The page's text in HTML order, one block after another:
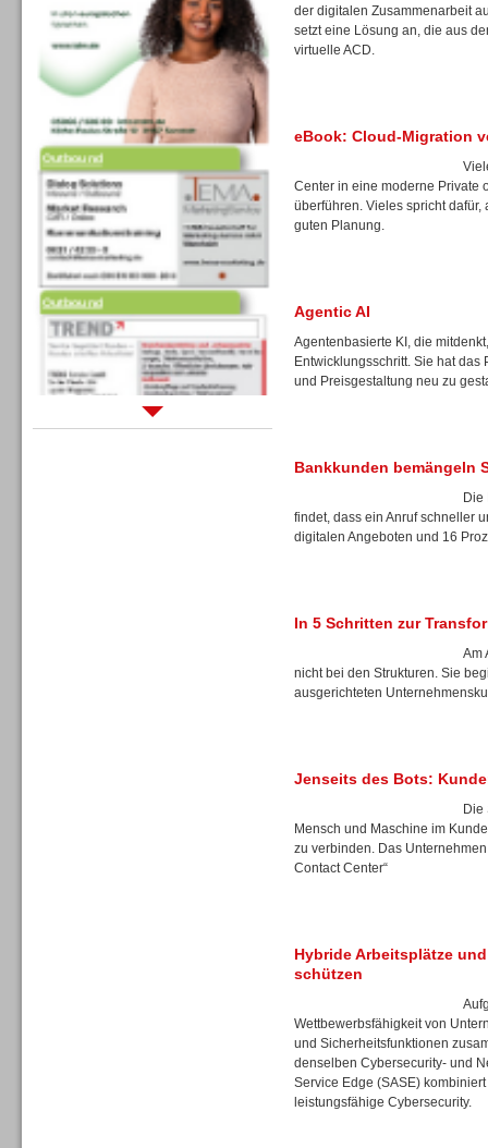
Outbound
Outbound
Sprachdialogsysteme u. Ki/
der digitalen Zusammenarbeit
setzt eine Lösung an, die aus
virtuelle ACD.
eBook: Cloud-Migration
Center in eine moderne Private
überführen. Vieles spricht
guten Planung.
Agentic AI
Agentenbasierte KI, die
Entwicklungsschritt. Sie hat
und Preisgestaltung neu zu
Bankkunden bemängeln
Die
findet, dass ein Anruf schneller
digitalen Angeboten und 16
In 5 Schritten zur
Am
nicht bei den Strukturen. Sie
ausgerichteten
Jenseits des Bots:
Die
Mensch und Maschine im
zu verbinden. Das
Contact Center“
Hybride Arbeitsplätze
schützen
Wettbewerbsfähigkeit von
und Sicherheitsfunktionen
denselben Cybersecurity- und
Service Edge (SASE)
leistungsfähige Cybersecurity.